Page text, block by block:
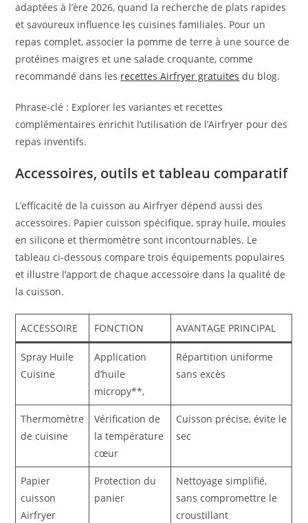
adaptées à l’ère 2026, quand la recherche de plats rapides
et savoureux influence les cuisines familiales. Pour un
repas complet, associer la pomme de terre à une source de
protéines maigres et une salade croquante, comme
recommandé dans les recettes Airfryer gratuites du blog.
Phrase-clé : Explorer les variantes et recettes
complémentaires enrichit l’utilisation de l’Airfryer pour des
repas inventifs.
Accessoires, outils et tableau comparatif
L’efficacité de la cuisson au Airfryer dépend aussi des
accessoires. Papier cuisson spécifique, spray huile, moules
en silicone et thermomètre sont incontournables. Le
tableau ci-dessous compare trois équipements populaires
et illustre l’apport de chaque accessoire dans la qualité de
la cuisson.
ACCESSOIRE FONCTION AVANTAGE PRINCIPAL
Spray Huile
Cuisine
Application
d’huile
micropy**,
Répartition uniforme
sans excès
Thermomètre
de cuisine
Vérification de
la température
cœur
Cuisson précise, évite le
sec
Papier
cuisson
Airfryer
Protection du
panier
Nettoyage simplifié,
sans compromettre le
croustillant